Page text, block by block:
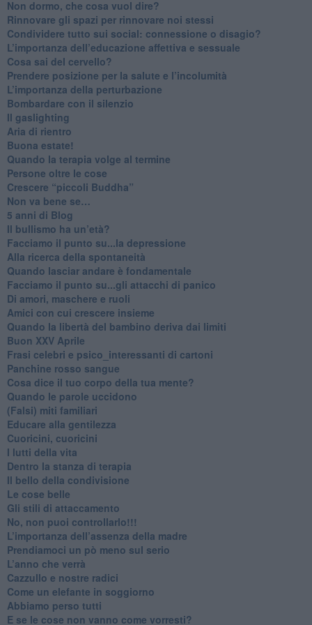
Non dormo, che cosa vuol dire?
​Rinnovare gli spazi per rinnovare noi stessi
​Condividere tutto sui social: connessione o disagio?
​L’importanza dell’educazione affettiva e sessuale
​Cosa sai del cervello?
Prendere posizione per la salute e l’incolumità
L’importanza della perturbazione
​Bombardare con il silenzio
Il gaslighting
Aria di rientro
Buona estate!
​Quando la terapia volge al termine
​Persone oltre le cose
​Crescere “piccoli Buddha”
Non va bene se…
​5 anni di Blog
​Il bullismo ha un’età?
Facciamo il punto su...la depressione
​Alla ricerca della spontaneità
​Quando lasciar andare è fondamentale
Facciamo il punto su...gli attacchi di panico
Di amori, maschere e ruoli
​Amici con cui crescere insieme
​Quando la libertà del bambino deriva dai limiti
Buon XXV Aprile
​Frasi celebri e psico_interessanti di cartoni
​Panchine rosso sangue
​Cosa dice il tuo corpo della tua mente?
​Quando le parole uccidono
​(Falsi) miti familiari
​Educare alla gentilezza
​Cuoricini, cuoricini
I lutti della vita
​Dentro la stanza di terapia
​Il bello della condivisione
Le cose belle
​Gli stili di attaccamento
No, non puoi controllarlo!!!
​L’importanza dell’assenza della madre
​Prendiamoci un pò meno sul serio
​L’anno che verrà
​Cazzullo e nostre radici
​Come un elefante in soggiorno
​Abbiamo perso tutti
E se le cose non vanno come vorresti?